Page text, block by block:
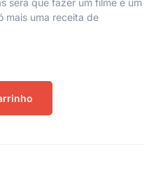
será que fazer um filme é um
mais uma receita de